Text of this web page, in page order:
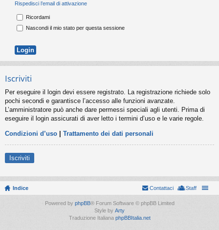
Rispedisci l’email di attivazione
Ricordami
Nascondi il mio stato per questa sessione
Iscriviti
Per eseguire il login devi essere registrato. La registrazione richiede solo
pochi secondi e garantisce l’accesso alle funzioni avanzate.
L’amministratore può anche dare permessi speciali agli utenti. Prima di
eseguire il login assicurati di aver letto i termini d’uso e le varie regole.
Condizioni d’uso Trattamento dei dati personali
Iscriviti
Indice Staff
Contattaci
Powered by phpBB® Forum Software © phpBB Limited
Style by Arty
Traduzione Italiana phpBBItalia.net